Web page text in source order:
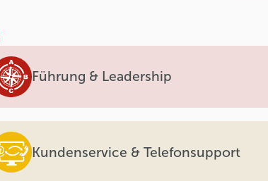
Führung & Leadership
Kundenservice & Telefonsupport